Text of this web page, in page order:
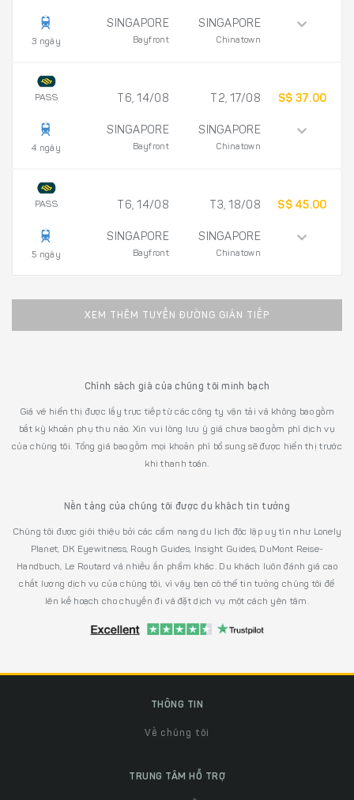
3 ngày
SINGAPORE
Bayfront
SINGAPORE
Chinatown
PASS
4 ngày
T6, 14/08
SINGAPORE
Bayfront
T2, 17/08
SINGAPORE
Chinatown
S$ 37.00
PASS
5 ngày
T6, 14/08
SINGAPORE
Bayfront
T3, 18/08
SINGAPORE
Chinatown
S$ 45.00
XEM THÊM TUYẾN ĐƯỜNG GIÁN TIẾP
Chính sách giá của chúng tôi minh bạch
Giá vé hiển thị được lấy trực tiếp từ các công ty vận tải và không bao gồm
bất kỳ khoản phụ thu nào. Xin vui lòng lưu ý giá chưa bao gồm phí dịch vụ
của chúng tôi. Tổng giá bao gồm mọi khoản phí bổ sung sẽ được hiển thị trước
khi thanh toán.
Nền tảng của chúng tôi được du khách tin tưởng
Chúng tôi được giới thiệu bởi các cẩm nang du lịch độc lập uy tín như Lonely
Planet, DK Eyewitness, Rough Guides, Insight Guides, DuMont Reise-
Handbuch, Le Routard và nhiều ấn phẩm khác. Du khách luôn đánh giá cao
chất lượng dịch vụ của chúng tôi, vì vậy bạn có thể tin tưởng chúng tôi để
lên kế hoạch cho chuyến đi và đặt dịch vụ một cách yên tâm.
THÔNG TIN
Về chúng tôi
TRUNG TÂM HỖ TRỢ